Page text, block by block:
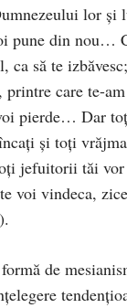
lor și
pune din nou…
ca să te
printre care te-
pierde… Dar
și toți
jefuitorii tăi
voi vindeca,
de